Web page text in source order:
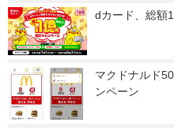
dカード、総額
マクドナルド
ンペーン